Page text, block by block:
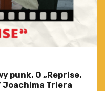
punk. O „Reprise.
Joachima Triera